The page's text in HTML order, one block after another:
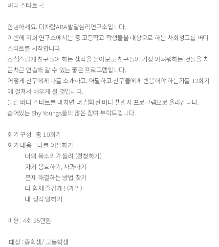
버디 스타트 ~!
안녕하세요. 더자람ABA발달심리연구소입니다.
이번에 저희 연구소에서는 중.고등학교 학생들을 대상으로 하는 사회성그룹 버디
스타트를 시작합니다.
조심스럽게 친구들이 하는 생각을 들어보고 친구들이 가장 어려워하는 것들을 차
근차근 연습해 갈 수 있는 좋은 프로그램입니다.
어떻게 친구에게 나를 소개하고, 어필하고 친구들에게 반응해야 하는가를 12회기
에 걸쳐서 배우게 될 것입니다.
물론 버디 스타트를 마치면 더 심화된 버디 챌린지 프로그램으로 올라갑니다.
숨어있는 Shy Youngs들의 많은 참여 부탁드립니다.
회기 구성 : 총 10회기
회기 내용 : 나를 어필하기
너의 목소리가 들려 (경청하기)
자기 옹호하기, 사과하기
문제 해결하는 방법 찾기
다 함께 즐겁게 ! (게임)
내 생각 말하기
비용 : 4회 25만원
대상 : 중학생/ 고등학생